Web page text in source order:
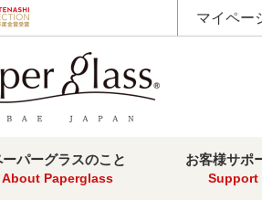
マイペー
ーパーグラスのこと
About Paperglass
お客様サポ
Support